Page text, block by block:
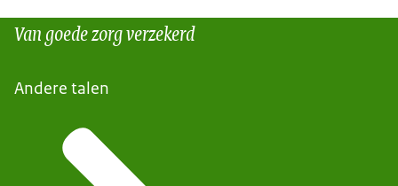
Van goede zorg verzekerd
Andere talen